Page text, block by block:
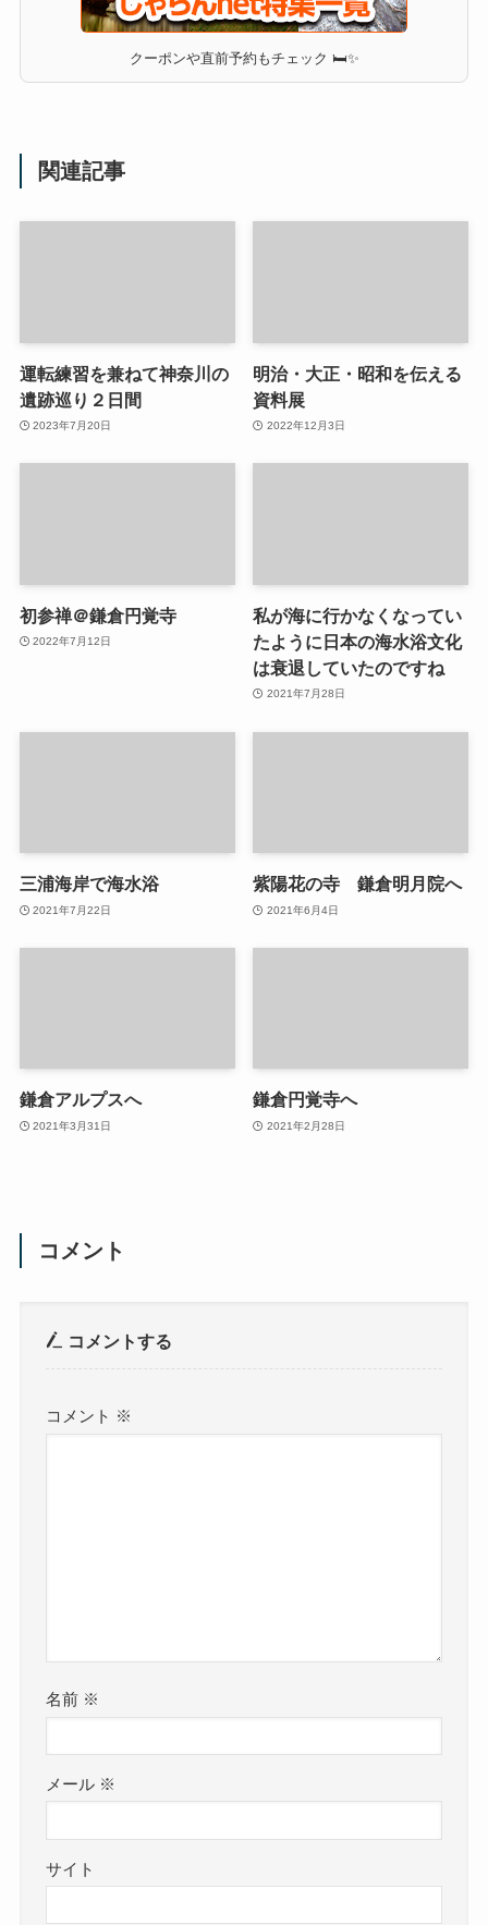
クーポンや直前予約もチェック 🛏✨
関連記事
運転練習を兼ねて神奈川の
遺跡巡り２日間
2023年7月20日
明治・大正・昭和を伝える
資料展
2022年12月3日
初参禅＠鎌倉円覚寺
2022年7月12日
私が海に行かなくなってい
たように日本の海水浴文化
は衰退していたのですね
2021年7月28日
三浦海岸で海水浴
2021年7月22日
紫陽花の寺 鎌倉明月院へ
2021年6月4日
鎌倉アルプスへ
2021年3月31日
鎌倉円覚寺へ
2021年2月28日
コメント
コメントする
コメント ※
名前 ※
メール ※
サイト